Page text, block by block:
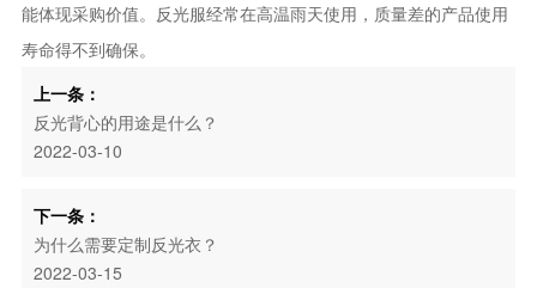
能体现采购价值。反光服经常在高温雨天使用，质量差的产品使用
寿命得不到确保。
上一条：
反光背心的用途是什么？
2022-03-10
下一条：
为什么需要定制反光衣？
2022-03-15